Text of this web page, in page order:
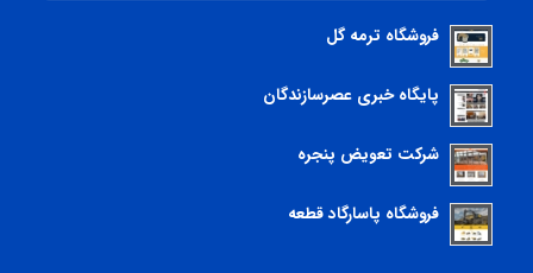
فروشگاه ترمه گل
پایگاه خبری عصرسازندگان
شرکت تعویض پنجره
فروشگاه پاسارگاد قطعه